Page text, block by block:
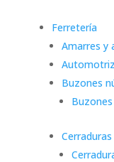
Ferretería
Amarres y
Automotriz
Buzones
Buzones
Cerraduras